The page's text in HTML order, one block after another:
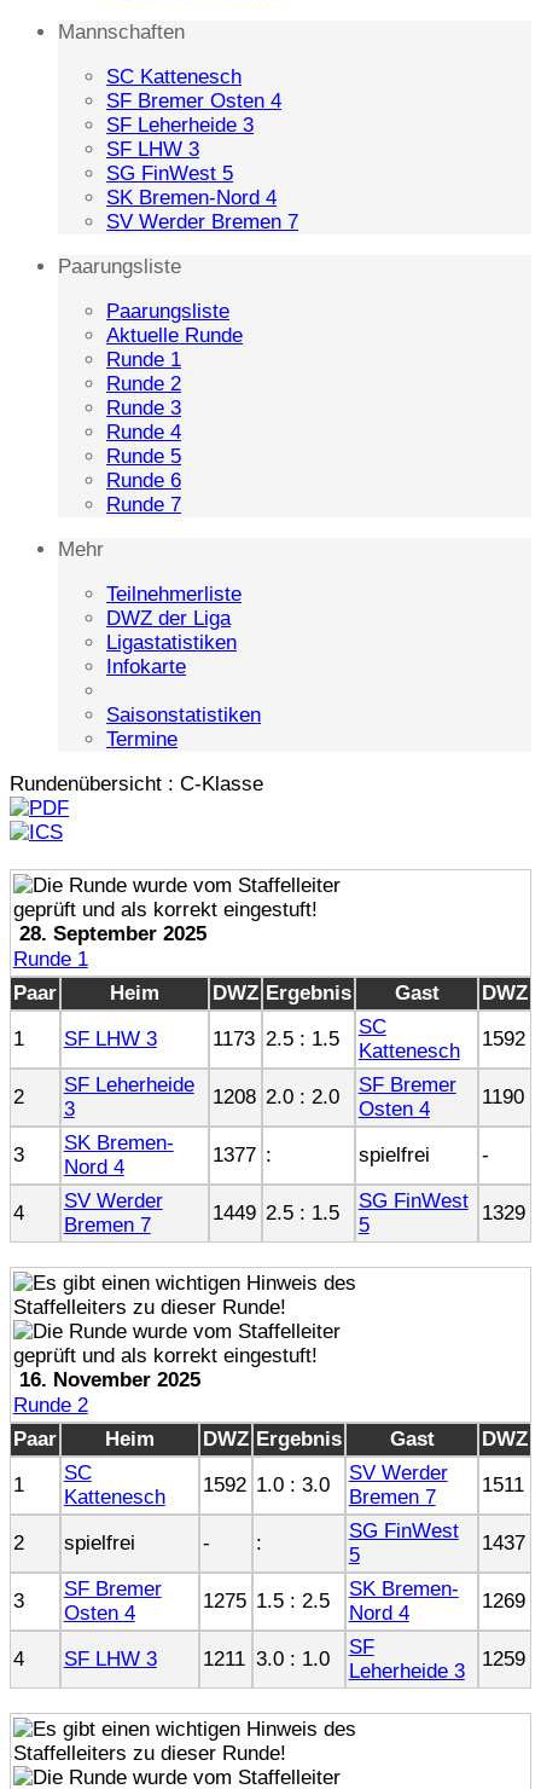
Mannschaften
SC Kattenesch
SF Bremer Osten 4
SF Leherheide 3
SF LHW 3
SG FinWest 5
SK Bremen-Nord 4
SV Werder Bremen 7
Paarungsliste
Paarungsliste
Aktuelle Runde
Runde 1
Runde 2
Runde 3
Runde 4
Runde 5
Runde 6
Runde 7
Mehr
Teilnehmerliste
DWZ der Liga
Ligastatistiken
Infokarte
Saisonstatistiken
Termine
Rundenübersicht : C-Klasse
28. September 2025
Runde 1
Paar
Heim DWZ Ergebnis Gast
DWZ
1
SF LHW 3 1173 2.5 : 1.5
SC
Kattenesch
1592
2
SF Leherheide
3
1208 2.0 : 2.0
SF Bremer
Osten 4
1190
3
SK Bremen-
Nord 4
1377 : spielfrei -
4
SV Werder
Bremen 7
1449 2.5 : 1.5
SG FinWest
5
1329
16. November 2025
Runde 2
Paar
Heim DWZ Ergebnis Gast
DWZ
1
SC
Kattenesch
1592 1.0 : 3.0
SV Werder
Bremen 7
1511
2 spielfrei - :
SG FinWest
5
1437
3
SF Bremer
Osten 4
1275 1.5 : 2.5
SK Bremen-
Nord 4
1269
4 SF LHW 3 1211 3.0 : 1.0
SF
Leherheide 3
1259